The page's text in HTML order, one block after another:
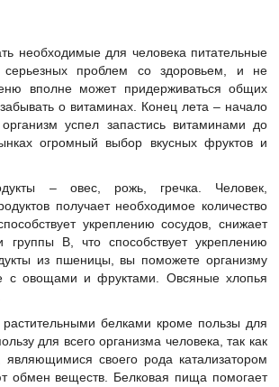
необходимые для человека питательные
проблем со здоровьем, и не
вполне может придерживаться общих
о витаминах. Конец лета – начало
успел запастись витаминами до
огромный выбор вкусных фруктов и
– овес, рожь, гречка. Человек,
получает необходимое количество
укреплению сосудов, снижает
группы В, что способствует укреплению
из пшеницы, вы поможете организму
с овощами и фруктами. Овсяные хлопья
белками кроме пользы для
для всего организма человека, так как
своего рода катализатором
обмен веществ. Белковая пища помогает